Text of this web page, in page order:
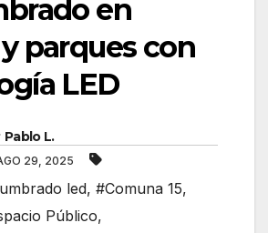
en
parques con
LED
Pablo L.
29, 2025
led, #Comuna 15,
Público,